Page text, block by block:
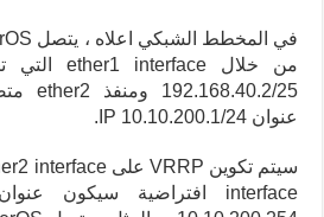
عنوان IP 10.10.200.1/24.